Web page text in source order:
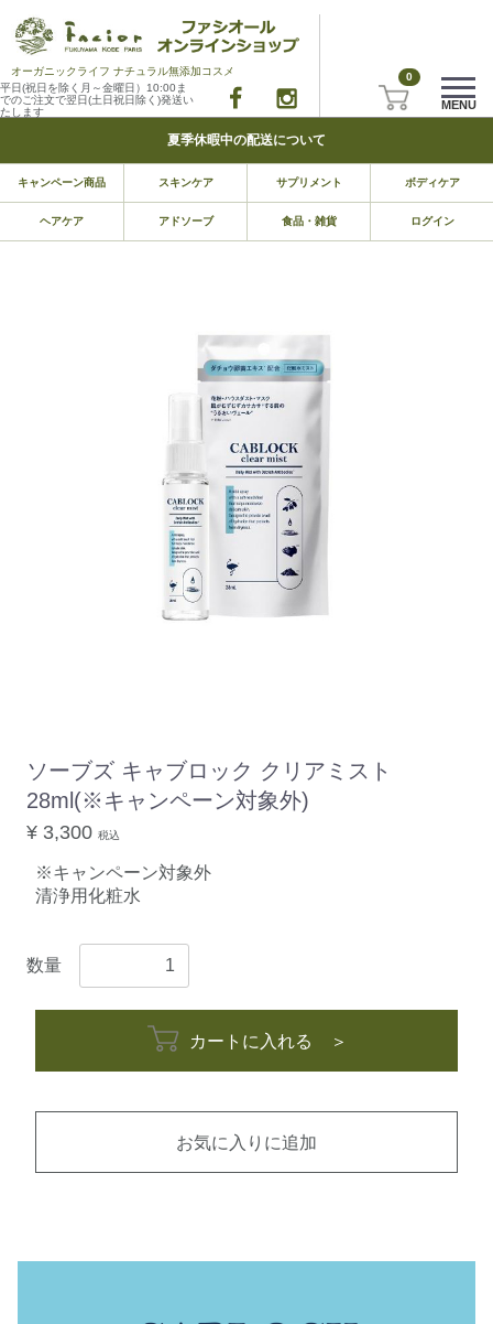
オーガニックライフ ナチュラル無添加コスメ
平日(祝日を除く月～金曜日）10:00ま
でのご注文で翌日(土日祝日除く)発送い
たします
0
MENU
夏季休暇中の配送について
キャンペーン商品 スキンケア サプリメント ボディケア
ヘアケア アドソーブ 食品・雑貨 ログイン
ソーブズ キャブロック クリアミスト
28ml(※キャンペーン対象外)
¥ 3,300 税込
※キャンペーン対象外
清浄用化粧水
数量
カートに入れる ＞
お気に入りに追加